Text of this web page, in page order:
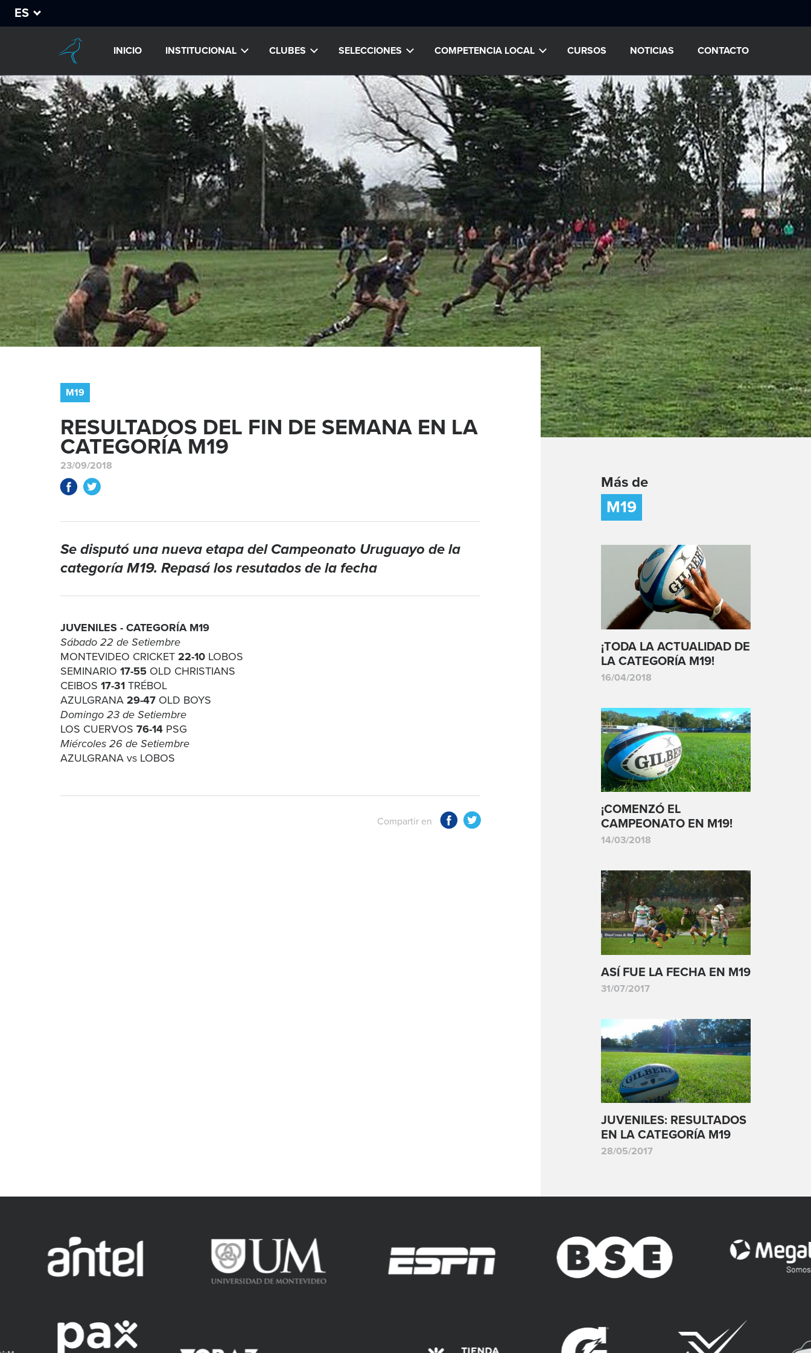
ES
INICIO INSTITUCIONAL CLUBES SELECCIONES COMPETENCIA LOCAL CURSOS NOTICIAS CONTACTO
M19
RESULTADOS DEL FIN DE SEMANA EN LA
CATEGORÍA M19
23/09/2018
Se disputó una nueva etapa del Campeonato Uruguayo de la
categoría M19. Repasá los resutados de la fecha
JUVENILES - CATEGORÍA M19
Sábado 22 de Setiembre
MONTEVIDEO CRICKET 22-10 LOBOS
SEMINARIO 17-55 OLD CHRISTIANS
CEIBOS 17-31 TRÉBOL
AZULGRANA 29-47 OLD BOYS
Domingo 23 de Setiembre
LOS CUERVOS 76-14 PSG
Miércoles 26 de Setiembre
AZULGRANA vs LOBOS
Compartir en
Más de
M19
¡TODA LA ACTUALIDAD DE
LA CATEGORÍA M19!
16/04/2018
¡COMENZÓ EL
CAMPEONATO EN M19!
14/03/2018
ASÍ FUE LA FECHA EN M19
31/07/2017
JUVENILES: RESULTADOS
EN LA CATEGORÍA M19
28/05/2017